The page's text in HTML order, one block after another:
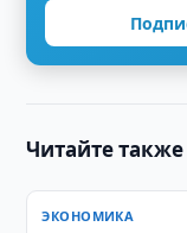
Читайте также
ЭКОНОМИКА